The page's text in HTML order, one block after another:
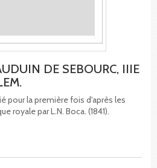
DE SEBOURC, IIIE
pour la première fois d'après les
royale par L.N. Boca. (1841).